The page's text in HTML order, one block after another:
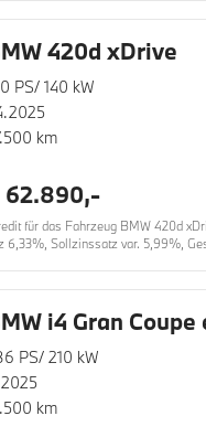
420d xDrive
PS/ 140 kW
km
62.890,-
für das Fahrzeug BMW 420d
Sollzinssatz var. 5,99%,
i4 Gran
PS/ 210 kW
km